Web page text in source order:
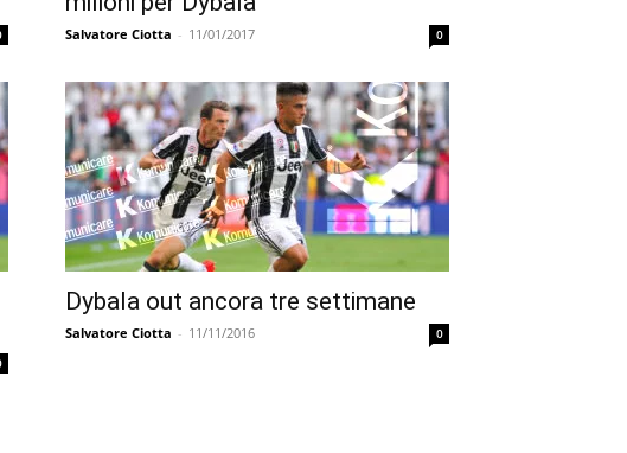
Salvatore Ciotta - 11/01/2017 0
Dybala out ancora tre settimane
Salvatore Ciotta - 11/11/2016 0